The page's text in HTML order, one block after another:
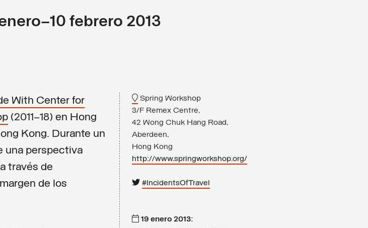
febrero 2013
With Center for
(2011–18) en Hong
Kong. Durante un
una perspectiva
través de
de los
Spring Workshop
3/F Remex Centre,
42 Wong Chuk Hang Road,
Aberdeen,
Hong Kong
http://www.springworkshop.org/
#IncidentsOfTravel
19 enero 2013: